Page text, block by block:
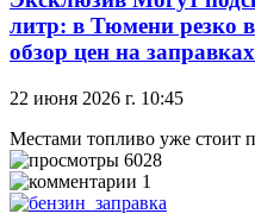
литр: в Тюмени резко
обзор цен на
22 июня 2026 г. 10:45
Местами топливо уже стоит
6028
1